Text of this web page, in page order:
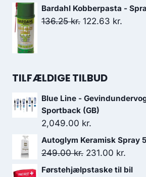
148.00 kr..
pris
var:
pris
er:
Bardahl Kobberpasta -
136.25kr. Den
136.25 kr..
122.63 kr.
TILFÆLDIGE TILBUD
Blue Line -
Sportback (GB)
2,049.00 kr.
Autoglym Keramisk Spray
249.00kr. Den
oprindelige
231.00 kr.
Førstehjælpstaske til bil